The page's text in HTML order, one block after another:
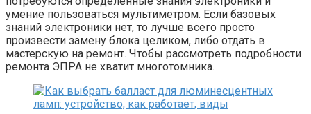
умение пользоваться мультиметром. Если базовых
знаний электроники нет, то лучше всего просто
произвести замену блока целиком, либо отдать в
мастерскую на ремонт. Чтобы рассмотреть подробности
ремонта ЭПРА не хватит многотомника.